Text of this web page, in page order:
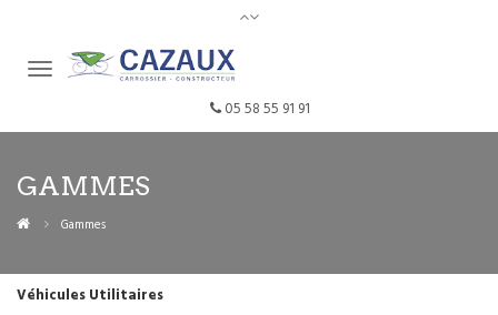
05 58 55 91 91
GAMMES
Gammes
Véhicules Utilitaires